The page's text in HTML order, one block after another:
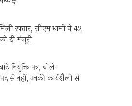
रफ्तार, सीएम धामी ने 42
दी मंजूरी
नियुक्ति पत्र, बोले-
से नहीं, उनकी कार्यशैली से